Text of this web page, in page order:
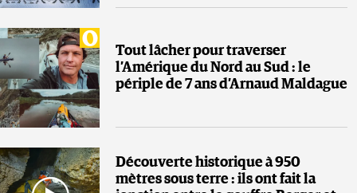
Tout lâcher pour traverser
l’Amérique du Nord au Sud : le
périple de 7 ans d’Arnaud Maldague
Découverte historique à 950
mètres sous terre : ils ont fait la